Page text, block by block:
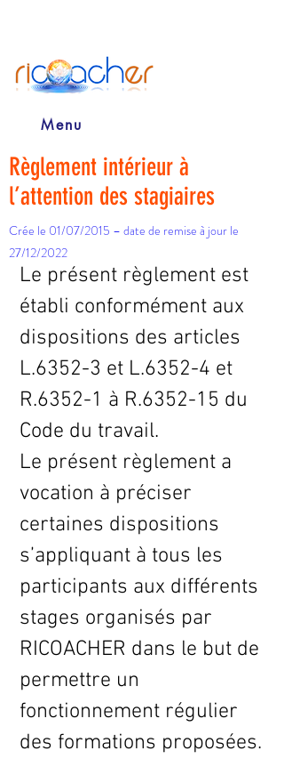
Menu
Règlement intérieur à
l’attention des stagiaires
Crée le 01/07/2015 – date de remise à jour le
27/12/2022
Le présent règlement est
établi conformément aux
dispositions des articles
L.6352-3 et L.6352-4 et
R.6352-1 à R.6352-15 du
Code du travail.
Le présent règlement a
vocation à préciser
certaines dispositions
s’appliquant à tous les
participants aux différents
stages organisés par
RICOACHER dans le but de
permettre un
fonctionnement régulier
des formations proposées.